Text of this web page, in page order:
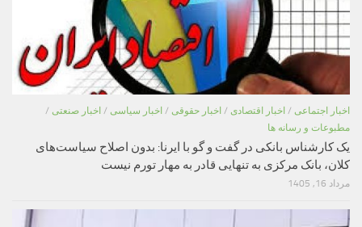
اخبار اجتماعی / اخبار اقتصادی / اخبار حقوقی / اخبار سیاسی / اخبار صنعتی /
مطبوعات و رسانه ها
یک کارشناس بانکی در گفت و گو با ایرنا: بدون اصلاح سیاست‌های
کلان، بانک مرکزی به تنهایی قادر به مهار تورم نیست
مرداد 16, 1405